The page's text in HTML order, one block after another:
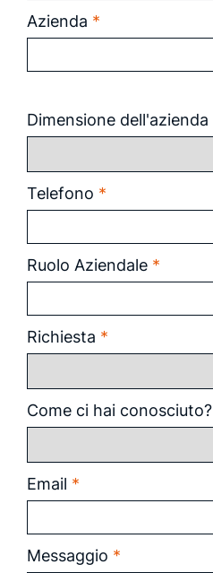
Azienda *
Dimensione dell'azienda
Telefono *
Ruolo Aziendale *
Richiesta *
Come ci hai conosciuto?
Email *
Messaggio *